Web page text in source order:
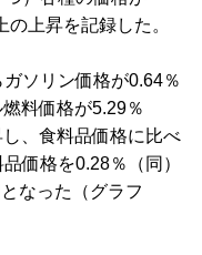
上昇を記録した。
ソリン価格が0.64％
料価格が5.29％
、食料品価格に比べ
価格を0.28％（同）
なった（グラフ